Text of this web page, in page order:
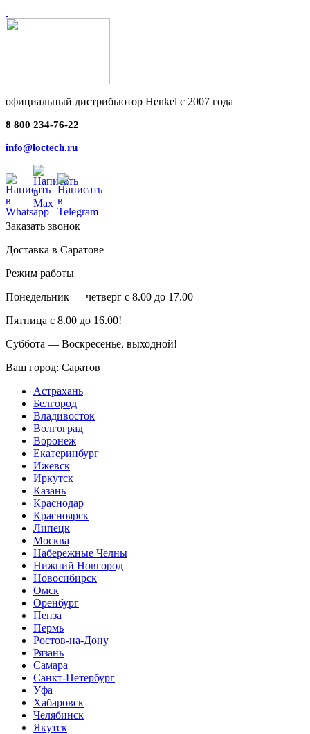
официальный дистрибьютор Henkel с 2007 года
8 800 234-76-22
info@loctech.ru
Заказать звонок
Доставка в Саратове
Режим работы
Понедельник — четверг с 8.00 до 17.00
Пятница с 8.00 до 16.00!
Суббота — Воскресенье, выходной!
Ваш город: Саратов
Астрахань
Белгород
Владивосток
Волгоград
Воронеж
Екатеринбург
Ижевск
Иркутск
Казань
Краснодар
Красноярск
Липецк
Москва
Набережные Челны
Нижний Новгород
Новосибирск
Омск
Оренбург
Пенза
Пермь
Ростов-на-Дону
Рязань
Самара
Санкт-Петербург
Уфа
Хабаровск
Челябинск
Якутск